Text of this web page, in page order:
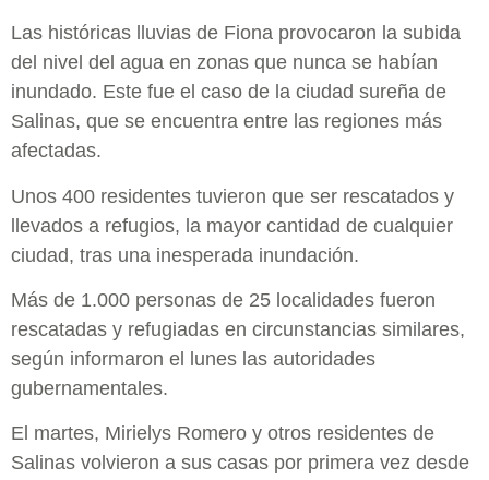
Las históricas lluvias de Fiona provocaron la subida
del nivel del agua en zonas que nunca se habían
inundado. Este fue el caso de la ciudad sureña de
Salinas, que se encuentra entre las regiones más
afectadas.
Unos 400 residentes tuvieron que ser rescatados y
llevados a refugios, la mayor cantidad de cualquier
ciudad, tras una inesperada inundación.
Más de 1.000 personas de 25 localidades fueron
rescatadas y refugiadas en circunstancias similares,
según informaron el lunes las autoridades
gubernamentales.
El martes, Mirielys Romero y otros residentes de
Salinas volvieron a sus casas por primera vez desde